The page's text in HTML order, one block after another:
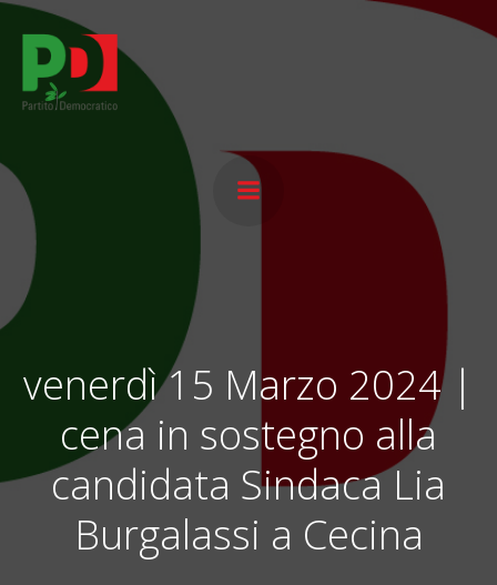
venerdì 15 Marzo 2024 |
cena in sostegno alla
candidata Sindaca Lia
Burgalassi a Cecina